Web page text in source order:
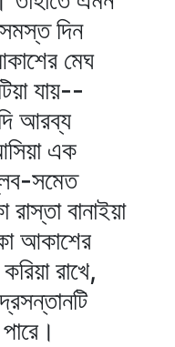
দিন
মেঘ
যায়--
আরব্য
এক
সমেত
বানাইয়া
আকাশের
রাখে,